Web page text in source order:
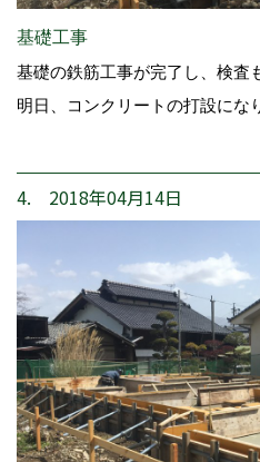
基礎工事
基礎の鉄筋工事が完了し、検査
明日、コンクリートの打設にな
4. 2018年04月14日